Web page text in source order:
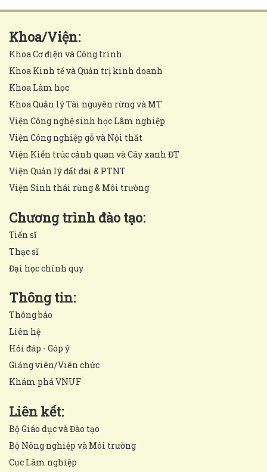
Khoa/Viện:
Khoa Cơ điện và Công trình
Khoa Kinh tế và Quản trị kinh doanh
Khoa Lâm học
Khoa Quản lý Tài nguyên rừng và MT
Viện Công nghệ sinh học Lâm nghiệp
Viện Công nghiệp gỗ và Nội thất
Viện Kiến trúc cảnh quan và Cây xanh ĐT
Viện Quản lý đất đai & PTNT
Viện Sinh thái rừng & Môi trường
Chương trình đào tạo:
Tiến sĩ
Thạc sĩ
Đại học chính quy
Thông tin:
Thông báo
Liên hệ
Hỏi đáp - Góp ý
Giảng viên/Viên chức
Khám phá VNUF
Liên kết:
Bộ Giáo dục và Đào tạo
Bộ Nông nghiệp và Môi trường
Cục Lâm nghiệp